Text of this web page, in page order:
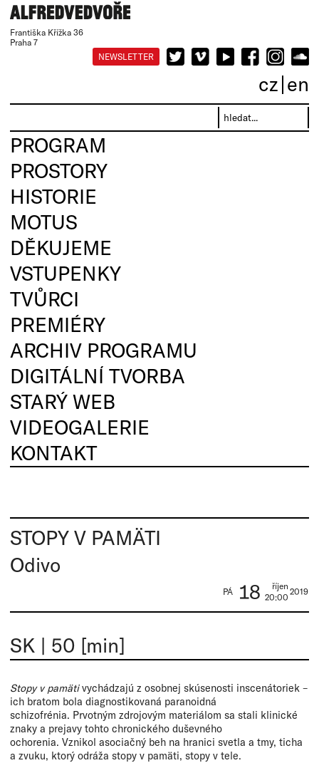
Františka Křížka 36
Praha 7
NEWSLETTER
cz en
PROGRAM
PROSTORY
HISTORIE
MOTUS
DĚKUJEME
VSTUPENKY
TVŮRCI
PREMIÉRY
ARCHIV PROGRAMU
DIGITÁLNÍ TVORBA
STARÝ WEB
VIDEOGALERIE
KONTAKT
STOPY V PAMÄTI
Odivo
PÁ 18
říjen
20:00
2019
SK | 50 [min]
Stopy v pamätivychádzajú z osobnej skúsenosti inscenátoriek –
ich bratom bola diagnostikovaná paranoidná
schizofrénia. Prvotným zdrojovým materiálom sa stali klinické
znaky a prejavy tohto chronického duševného
ochorenia. Vznikol asociačný beh na hranici svetla a tmy, ticha
a zvuku, ktorý odráža stopy v pamäti, stopy v tele.